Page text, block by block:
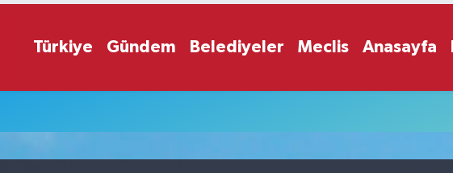
Türkiye Gündem Belediyeler Meclis Anasayfa